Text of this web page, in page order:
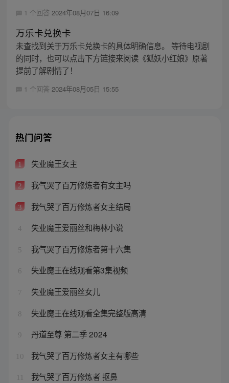
1 个回答 2024年08月07日 16:09
万乐卡兑换卡
未查找到关于万乐卡兑换卡的具体明确信息。 等待电视剧
的同时，也可以点击下方链接来阅读《狐妖小红娘》原著
提前了解剧情了！
1 个回答 2024年08月05日 15:55
热门问答
1 失业魔王女主
2 我气哭了百万修炼者有女主吗
3 我气哭了百万修炼者女主结局
4 失业魔王爱丽丝和梅林小说
5 我气哭了百万修炼者第十六集
6 失业魔王在线观看第3集视频
7 失业魔王爱丽丝女儿
8 失业魔王在线观看全集完整版高清
9 丹道至尊 第二季 2024
10 我气哭了百万修炼者女主有哪些
我气哭了百万修炼者 抠鼻